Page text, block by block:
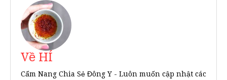
Về HÍ
Cẩm Nang Chia Sẻ Đông Y - Luôn muốn cập nhật các